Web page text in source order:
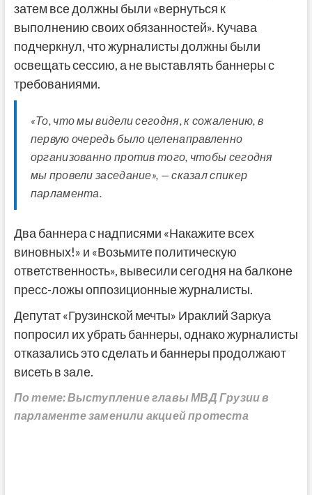
затем все должны были «вернуться к
выполнению своих обязанностей». Кучава
подчеркнул, что журналисты должны были
освещать сессию, а не выставлять баннеры с
требованиями.
«То, что мы видели сегодня, к сожалению, в
первую очередь было целенаправленно
организованно против того, чтобы сегодня
мы провели заседание», — сказал спикер
парламента.
Два баннера с надписями «Накажите всех
виновных!» и «Возьмите политическую
ответственность», вывесили сегодня на балконе
пресс-ложы оппозиционные журналисты.
Депутат «Грузинской мечты» Ираклий Заркуа
попросил их убрать баннеры, однако журналисты
отказались это сделать и баннеры продолжают
висеть в зале.
По теме: Выступление главы МВД Грузии в
парламенте заменили акцией протеста